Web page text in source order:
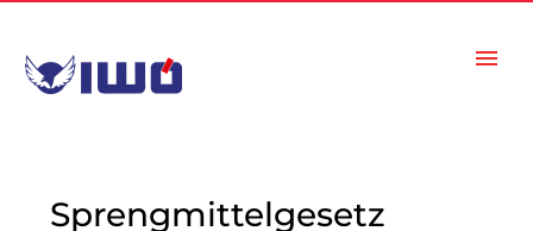
Sprengmittelgesetz